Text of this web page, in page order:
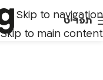
Skip to navigation
Skip to main content
תפריט